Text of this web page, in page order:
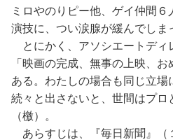
ミロやのりピー他、ゲイ仲間
演技に、つい涙腺が緩んでしま
とにかく、アソシエートディ
「映画の完成、無事の上映、
ある。わたしの場合も同じ立
続々と出さないと、世間はプロ
（檄）。
あらすじは、『毎日新聞』（